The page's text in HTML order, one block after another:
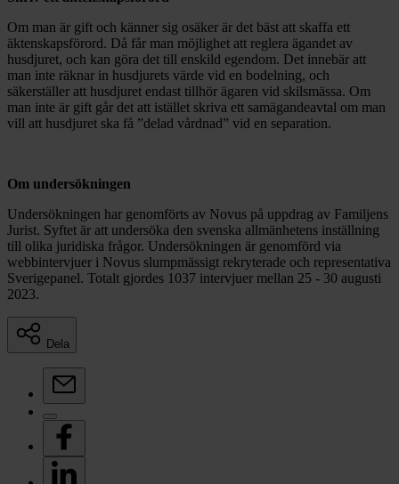
Om man är gift och känner sig osäker är det bäst att skaffa ett
äktenskapsförord. Då får man möjlighet att reglera ägandet av
husdjuret, och kan göra det till enskild egendom. Det innebär att
man inte räknar in husdjurets värde vid en bodelning, och
säkerställer att husdjuret endast tillhör ägaren vid skilsmässa. Om
man inte är gift går det att istället skriva ett samägandeavtal om man
vill att husdjuret ska få ”delad vårdnad” vid en separation.
Om undersökningen
Undersökningen har genomförts av Novus på uppdrag av Familjens
Jurist. Syftet är att undersöka den svenska allmänhetens inställning
till olika juridiska frågor. Undersökningen är genomförd via
webbintervjuer i Novus slumpmässigt rekryterade och representativa
Sverigepanel. Totalt gjordes 1037 intervjuer mellan 25 - 30 augusti
2023.
Dela